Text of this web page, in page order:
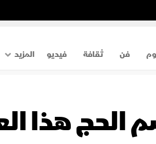
فن ثقافة فيديو
المزيد
الحج هذا